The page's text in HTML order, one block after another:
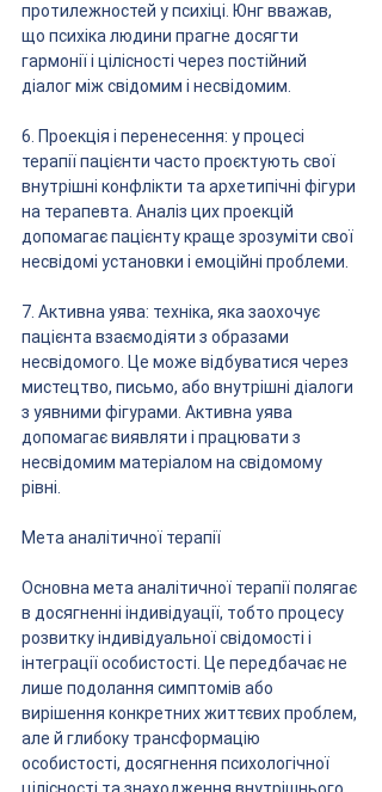
протилежностей у психіці. Юнг вважав,
що психіка людини прагне досягти
гармонії і цілісності через постійний
діалог між свідомим і несвідомим.
6. Проекція і перенесення: у процесі
терапії пацієнти часто проєктують свої
внутрішні конфлікти та архетипічні фігури
на терапевта. Аналіз цих проекцій
допомагає пацієнту краще зрозуміти свої
несвідомі установки і емоційні проблеми.
7. Активна уява: техніка, яка заохочує
пацієнта взаємодіяти з образами
несвідомого. Це може відбуватися через
мистецтво, письмо, або внутрішні діалоги
з уявними фігурами. Активна уява
допомагає виявляти і працювати з
несвідомим матеріалом на свідомому
рівні.
Мета аналітичної терапії
Основна мета аналітичної терапії полягає
в досягненні індивідуації, тобто процесу
розвитку індивідуальної свідомості і
інтеграції особистості. Це передбачає не
лише подолання симптомів або
вирішення конкретних життєвих проблем,
але й глибоку трансформацію
особистості, досягнення психологічної